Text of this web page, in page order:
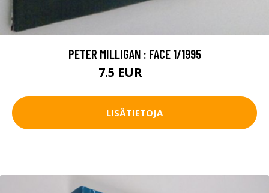
PETER MILLIGAN : FACE 1/1995
7.5 EUR
LISÄTIETOJA